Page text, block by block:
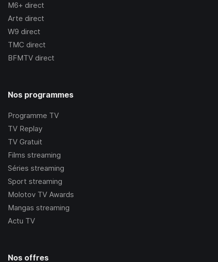
M6+ direct
Arte direct
W9 direct
TMC direct
BFMTV direct
Nos programmes
Programme TV
TV Replay
TV Gratuit
Films streaming
Séries streaming
Sport streaming
Molotov TV Awards
Mangas streaming
Actu TV
Nos offres